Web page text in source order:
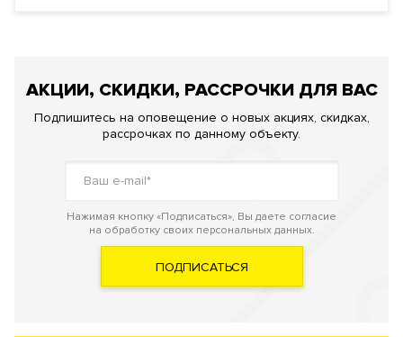
АКЦИИ, СКИДКИ, РАССРОЧКИ ДЛЯ ВАС
Подпишитесь на оповещение о новых акциях, скидках,
рассрочках по данному объекту.
Нажимая кнопку «Подписаться», Вы даете согласие
на обработку своих персональных данных.
ПОДПИСАТЬСЯ